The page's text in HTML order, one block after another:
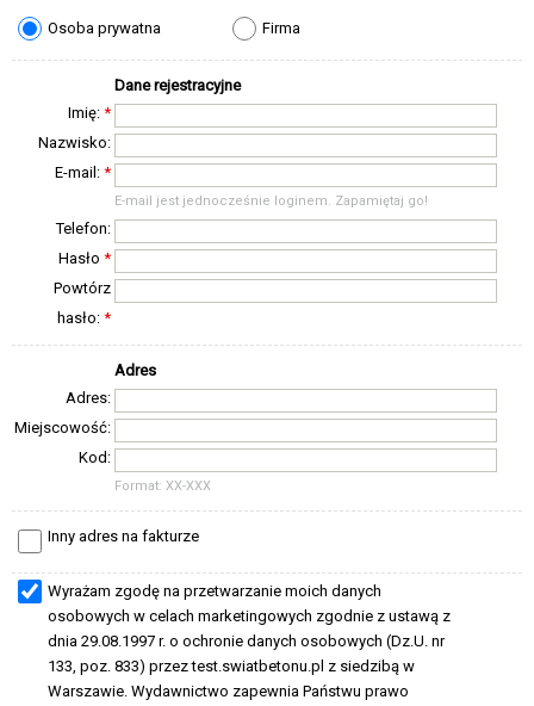
Osoba prywatna Firma
Dane rejestracyjne
Imię: *
Nazwisko:
E-mail: *
E-mail jest jednocześnie loginem. Zapamiętaj go!
Telefon:
Hasło *
Powtórz
hasło: *
Adres
Adres:
Miejscowość:
Kod:
Format: XX-XXX
Inny adres na fakturze
Wyrażam zgodę na przetwarzanie moich danych
osobowych w celach marketingowych zgodnie z ustawą z
dnia 29.08.1997 r. o ochronie danych osobowych (Dz.U. nr
133, poz. 833) przez test.swiatbetonu.pl z siedzibą w
Warszawie. Wydawnictwo zapewnia Państwu prawo